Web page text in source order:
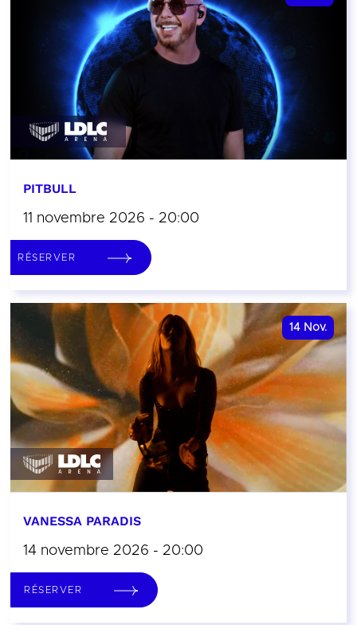
PITBULL
11 novembre 2026 - 20:00
RÉSERVER
14 Nov.
VANESSA PARADIS
14 novembre 2026 - 20:00
RÉSERVER